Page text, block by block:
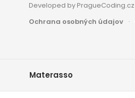
Developed by PragueCoding.cz
Ochrana osobných údajov
Materasso